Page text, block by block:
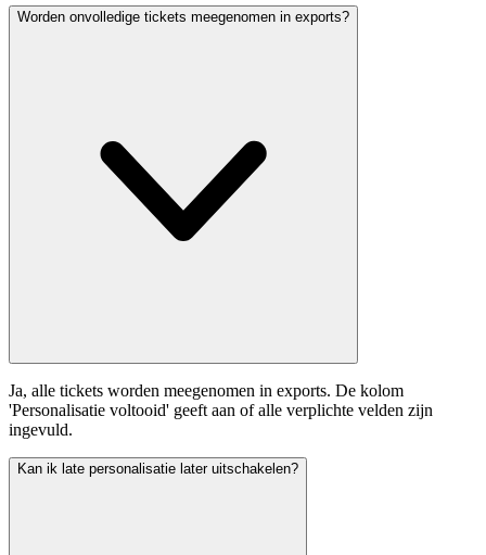
Worden onvolledige tickets meegenomen in exports?
Ja, alle tickets worden meegenomen in exports. De kolom
'Personalisatie voltooid' geeft aan of alle verplichte velden zijn
ingevuld.
Kan ik late personalisatie later uitschakelen?